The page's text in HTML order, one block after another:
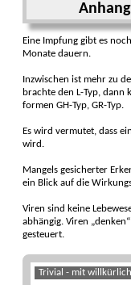
Eine Impfung gibt es
Monate dauern.
Inzwischen ist mehr zu
brachte den L-Typ, dann
formen GH-Typ, GR-Typ.
Es wird vermutet, dass
wird.
Mangels gesicherter
ein Blick auf die
Viren sind keine
ab­hängig. Viren
ge­steuert.
Trivial - mit